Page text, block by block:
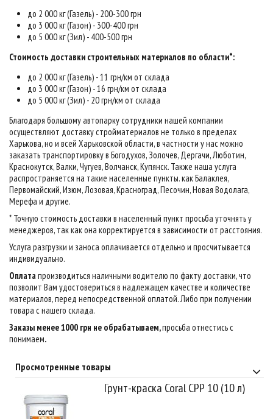
до 2 000 кг (Газель) - 200-300 грн
до 3 000 кг (Газон) - 300-400 грн
до 5 000 кг (Зил) - 400-500 грн
Стоимость доставки строительных материалов по области*:
до 2 000 кг (Газель) - 11 грн/км от склада
до 3 000 кг (Газон) - 16 грн/км от склада
до 5 000 кг (Зил) - 20 грн/км от склада
Благодаря большому автопарку сотрудники нашей компании
осуществляют доставку стройматериалов не только в пределах
Харькова, но и всей Харьковской области, в частности у нас можно
заказать транспортировку в Богодухов, Золочев, Дергачи, Люботин,
Краснокутск, Валки, Чугуев, Волчанск, Купянск. Также наша услуга
распространяется на такие населенные пункты. как Балаклея,
Первомайский, Изюм, Лозовая, Красноград, Песочин, Новая Водолага,
Мерефа и другие.
* Точную стоимость доставки в населенный пункт просьба уточнять у
менеджеров, так как она корректируется в зависимости от расстояния.
Услуга разгрузки и заноса оплачивается отдельно и просчитывается
индивидуально.
Оплатапроизводиться наличными водителю по факту доставки, что
позволит Вам удостовериться в надлежащем качестве и количестве
материалов, перед непосредственной оплатой. Либо при получении
товара с нашего склада.
Заказы менее 1000 грн не обрабатываем,просьба отнестись с
понимаем.
Просмотренные товары
Грунт-краска Coral СРР 10 (10 л)